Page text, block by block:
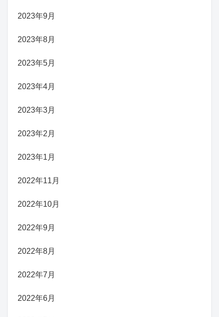
2023年9月
2023年8月
2023年5月
2023年4月
2023年3月
2023年2月
2023年1月
2022年11月
2022年10月
2022年9月
2022年8月
2022年7月
2022年6月